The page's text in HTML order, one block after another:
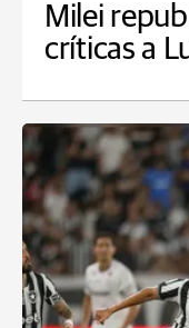
Milei
críticas a